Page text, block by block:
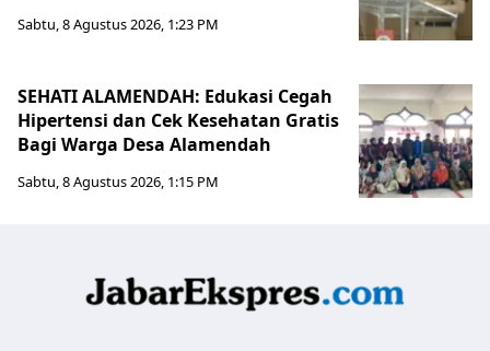
Sabtu, 8 Agustus 2026, 1:23 PM
SEHATI ALAMENDAH: Edukasi Cegah
Hipertensi dan Cek Kesehatan Gratis
Bagi Warga Desa Alamendah
Sabtu, 8 Agustus 2026, 1:15 PM